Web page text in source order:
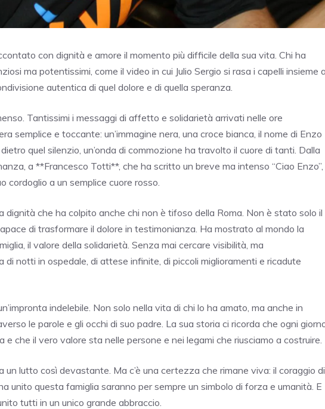
con dignità e amore il momento più difficile della sua vita. Chi ha
ma potentissimi, come il video in cui Julio Sergio si rasa i capelli insieme
autentica di quel dolore e di quella speranza.
Tantissimi i messaggi di affetto e solidarietà arrivati nelle ore
semplice e toccante: un’immagine nera, una croce bianca, il nome di Enzo
quel silenzio, un’onda di commozione ha travolto il cuore di tanti. Dalla
a **Francesco Totti**, che ha scritto un breve ma intenso “Ciao Enzo”,
cordoglio a un semplice cuore rosso.
dignità che ha colpito anche chi non è tifoso della Roma. Non è stato solo il
di trasformare il dolore in testimonianza. Ha mostrato al mondo la
il valore della solidarietà. Senza mai cercare visibilità, ma
notti in ospedale, di attese infinite, di piccoli miglioramenti e ricadute
indelebile. Non solo nella vita di chi lo ha amato, ma anche in
le parole e gli occhi di suo padre. La sua storia ci ricorda che ogni
che il vero valore sta nelle persone e nei legami che riusciamo a costruire.
lutto così devastante. Ma c’è una certezza che rimane viva: il coraggio di
unito questa famiglia saranno per sempre un simbolo di forza e umanità. E
tutti in un unico grande abbraccio.